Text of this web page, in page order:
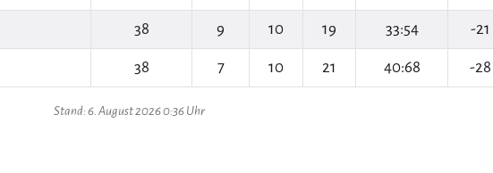
38 9 10 19 33:54 -21
38 7 10 21 40:68 -28
Stand: 6. August 2026 0:36 Uhr